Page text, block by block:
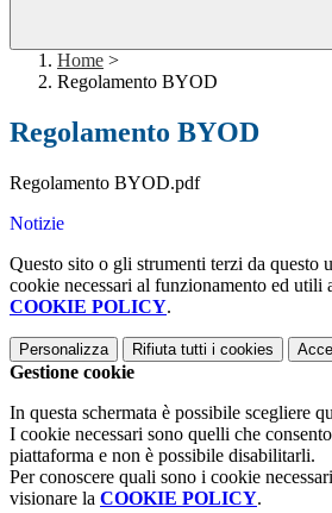
Home >
Regolamento BYOD
Regolamento BYOD
Regolamento BYOD.pdf
Notizie
Questo sito o gli strumenti terzi da questo
cookie necessari al funzionamento ed utili
COOKIE POLICY.
Personalizza Rifiuta tutti i cookies
Gestione cookie
In questa schermata è possibile scegliere
I cookie necessari sono quelli che
piattaforma e non è possibile disabilitarli.
Per conoscere quali sono i cookie
visionare la COOKIE POLICY.